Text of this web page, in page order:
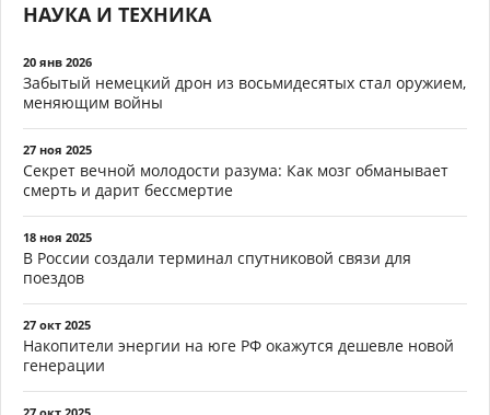
НАУКА И ТЕХНИКА
20 янв 2026
Забытый немецкий дрон из восьмидесятых стал оружием,
меняющим войны
27 ноя 2025
Секрет вечной молодости разума: Как мозг обманывает
смерть и дарит бессмертие
18 ноя 2025
В России создали терминал спутниковой связи для
поездов
27 окт 2025
Накопители энергии на юге РФ окажутся дешевле новой
генерации